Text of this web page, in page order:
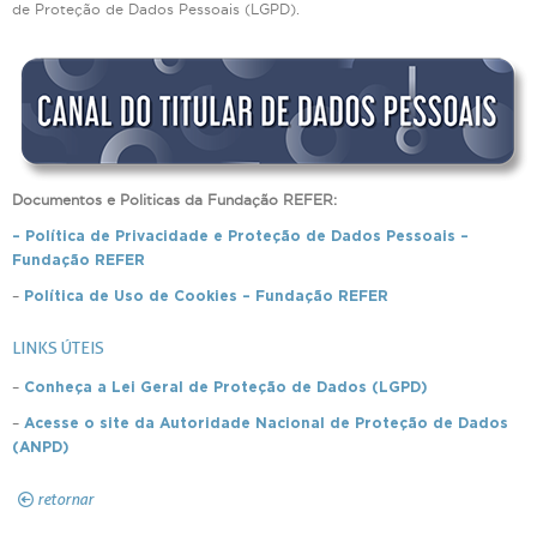
de Proteção de Dados Pessoais (LGPD).
Documentos e Politicas da Fundação REFER:
– Política de Privacidade e Proteção de Dados Pessoais –
Fundação REFER
– Política de Uso de Cookies – Fundação REFER
LINKS ÚTEIS
– Conheça a Lei Geral de Proteção de Dados (LGPD)
– Acesse o site da Autoridade Nacional de Proteção de Dados
(ANPD)
retornar